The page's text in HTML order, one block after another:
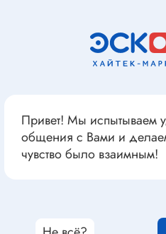
Привет! Мы испытываем
общения с Вами и
чувство было взаимным!